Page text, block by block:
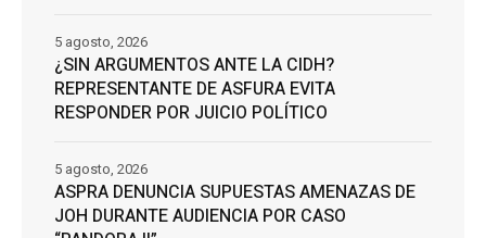
¿SIN ARGUMENTOS ANTE LA CIDH?
REPRESENTANTE DE ASFURA EVITA
RESPONDER POR JUICIO POLÍTICO
5 agosto, 2026
ASPRA DENUNCIA SUPUESTAS AMENAZAS DE
JOH DURANTE AUDIENCIA POR CASO
5 agosto, 2026